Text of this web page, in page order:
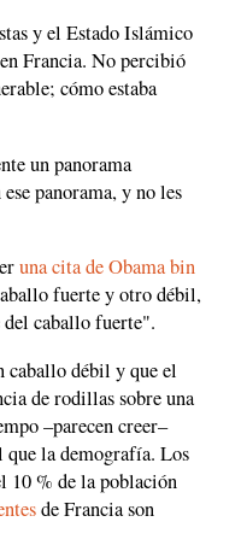
y el Estado Islámico
Francia. No percibió
cómo estaba
un panorama
panorama, y no les
una cita de Obama bin
fuerte y otro débil,
del caballo fuerte".
caballo débil y que el
de rodillas sobre una
–parecen creer–
que la demografía. Los
10 % de la población
de Francia son